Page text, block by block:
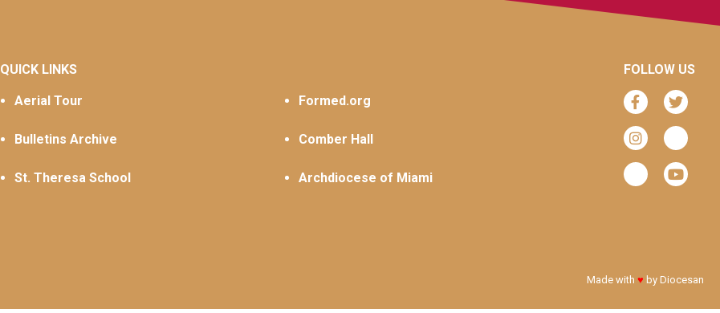
QUICK LINKS
Aerial Tour Formed.org
Bulletins Archive Comber Hall
St. Theresa School Archdiocese of Miami
FOLLOW US
Made with ♥ by Diocesan